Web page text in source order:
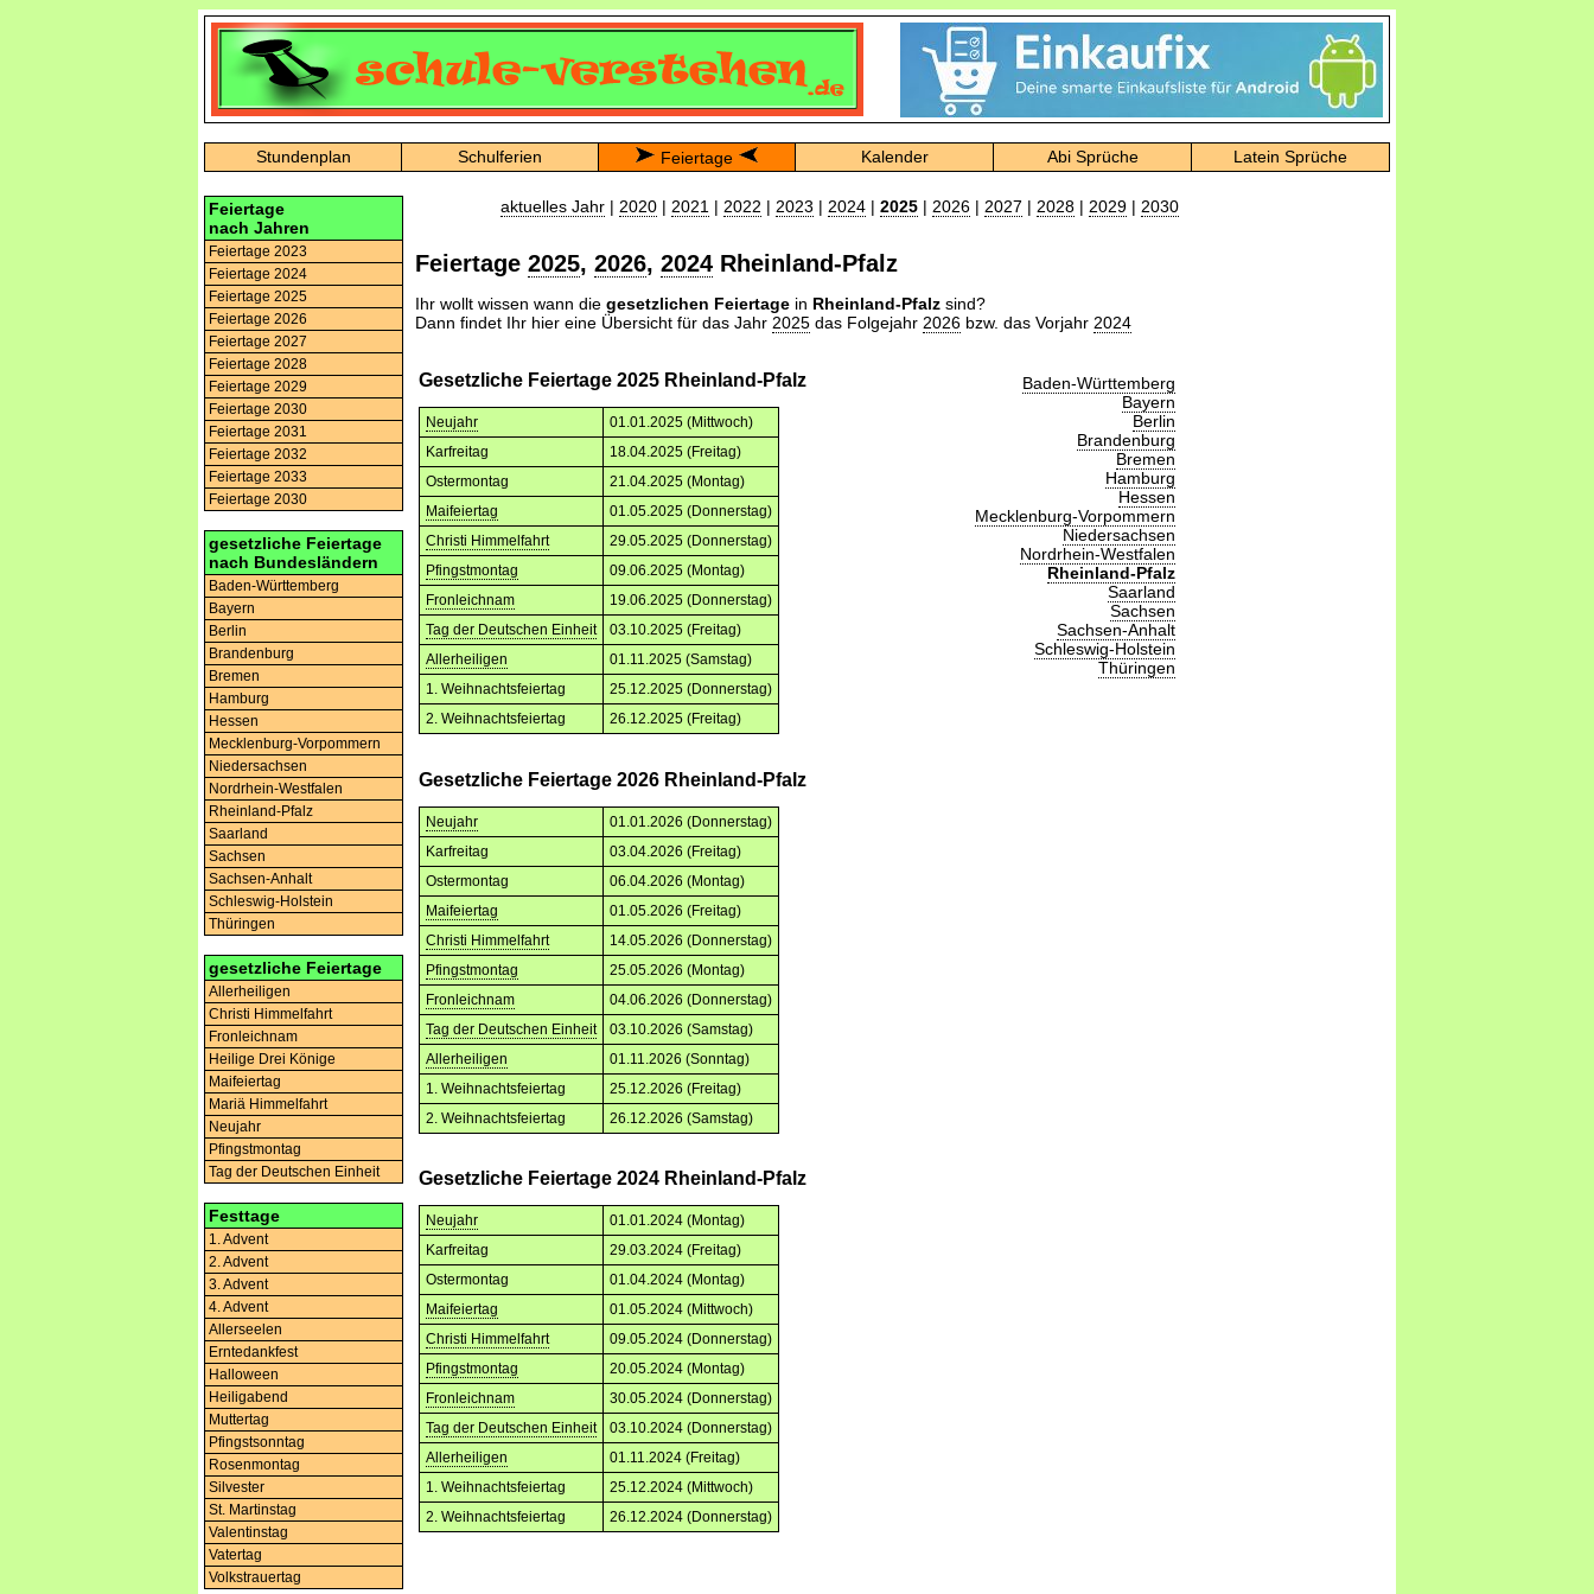
Stundenplan Schulferien Feiertage Kalender Abi Sprüche Latein Sprüche
Feiertage
nach Jahren
Feiertage 2023
Feiertage 2024
Feiertage 2025
Feiertage 2026
Feiertage 2027
Feiertage 2028
Feiertage 2029
Feiertage 2030
Feiertage 2031
Feiertage 2032
Feiertage 2033
Feiertage 2030
gesetzliche Feiertage
nach Bundesländern
Baden-Württemberg
Bayern
Berlin
Brandenburg
Bremen
Hamburg
Hessen
Mecklenburg-Vorpommern
Niedersachsen
Nordrhein-Westfalen
Rheinland-Pfalz
Saarland
Sachsen
Sachsen-Anhalt
Schleswig-Holstein
Thüringen
gesetzliche Feiertage
Allerheiligen
Christi Himmelfahrt
Fronleichnam
Heilige Drei Könige
Maifeiertag
Mariä Himmelfahrt
Neujahr
Pfingstmontag
Tag der Deutschen Einheit
Festtage
1. Advent
2. Advent
3. Advent
4. Advent
Allerseelen
Erntedankfest
Halloween
Heiligabend
Muttertag
Pfingstsonntag
Rosenmontag
Silvester
St. Martinstag
Valentinstag
Vatertag
Volkstrauertag
aktuelles Jahr | 2020 | 2021 | 2022 | 2023 | 2024 | 2025 | 2026 | 2027 | 2028 | 2029 | 2030
Feiertage 2025, 2026, 2024 Rheinland-Pfalz
Ihr wollt wissen wann die gesetzlichen Feiertage in Rheinland-Pfalz sind?
Dann findet Ihr hier eine Übersicht für das Jahr 2025 das Folgejahr 2026 bzw. das Vorjahr 2024
Gesetzliche Feiertage 2025 Rheinland-Pfalz
Neujahr
01.01.2025 (Mittwoch)
Karfreitag
18.04.2025 (Freitag)
Ostermontag
21.04.2025 (Montag)
Maifeiertag
01.05.2025 (Donnerstag)
Christi Himmelfahrt
29.05.2025 (Donnerstag)
Pfingstmontag
09.06.2025 (Montag)
Fronleichnam
19.06.2025 (Donnerstag)
Tag der Deutschen Einheit
03.10.2025 (Freitag)
Allerheiligen
01.11.2025 (Samstag)
1. Weihnachtsfeiertag
25.12.2025 (Donnerstag)
2. Weihnachtsfeiertag
26.12.2025 (Freitag)
Gesetzliche Feiertage 2026 Rheinland-Pfalz
Neujahr
01.01.2026 (Donnerstag)
Karfreitag
03.04.2026 (Freitag)
Ostermontag
06.04.2026 (Montag)
Maifeiertag
01.05.2026 (Freitag)
Christi Himmelfahrt
14.05.2026 (Donnerstag)
Pfingstmontag
25.05.2026 (Montag)
Fronleichnam
04.06.2026 (Donnerstag)
Tag der Deutschen Einheit
03.10.2026 (Samstag)
Allerheiligen
01.11.2026 (Sonntag)
1. Weihnachtsfeiertag
25.12.2026 (Freitag)
2. Weihnachtsfeiertag
26.12.2026 (Samstag)
Gesetzliche Feiertage 2024 Rheinland-Pfalz
Neujahr
01.01.2024 (Montag)
Karfreitag
29.03.2024 (Freitag)
Ostermontag
01.04.2024 (Montag)
Maifeiertag
01.05.2024 (Mittwoch)
Christi Himmelfahrt
09.05.2024 (Donnerstag)
Pfingstmontag
20.05.2024 (Montag)
Fronleichnam
30.05.2024 (Donnerstag)
Tag der Deutschen Einheit
03.10.2024 (Donnerstag)
Allerheiligen
01.11.2024 (Freitag)
1. Weihnachtsfeiertag
25.12.2024 (Mittwoch)
2. Weihnachtsfeiertag
26.12.2024 (Donnerstag)
Baden-Württemberg
Bayern
Berlin
Brandenburg
Bremen
Hamburg
Hessen
Mecklenburg-Vorpommern
Niedersachsen
Nordrhein-Westfalen
Rheinland-Pfalz
Saarland
Sachsen
Sachsen-Anhalt
Schleswig-Holstein
Thüringen